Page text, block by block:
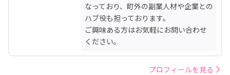
なっており、町外の副業人材や企業との
ハブ役も担っております。
ご興味ある方はお気軽にお問い合わせ
ください。
プロフィールを見る